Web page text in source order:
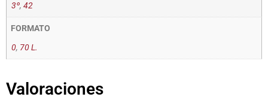
3º, 42
FORMATO
0, 70 L.
Valoraciones